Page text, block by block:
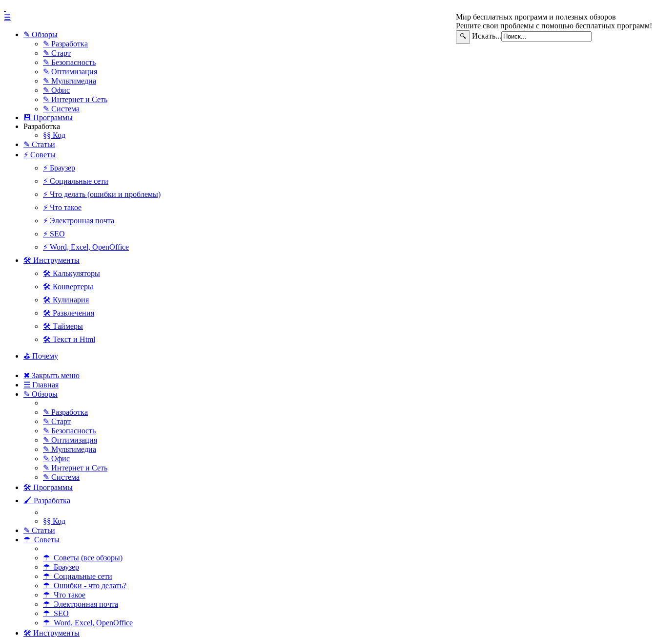
Мир бесплатных программ и полезных обзоров
Решите свои проблемы с помощью бесплатных программ!
🔍 Искать...
☰
✎ Обзоры
✎ Разработка
✎ Старт
✎ Безопасность
✎ Оптимизация
✎ Мультимедиа
✎ Офис
✎ Интернет и Сеть
✎ Система
💾 Программы
Разработка
§§ Код
✎ Статьи
⚡ Советы
⚡ Браузер
⚡ Социальные сети
⚡ Что делать (ошибки и проблемы)
⚡ Что такое
⚡ Электронная почта
⚡ SEO
⚡ Word, Excel, OpenOffice
🛠 Инструменты
🛠 Калькуляторы
🛠 Конвертеры
🛠 Кулинария
🛠 Развлечения
🛠 Таймеры
🛠 Текст и Html
⛳ Почему
✖ Закрыть меню
☰ Главная
✎ Обзоры
✎ Разработка
✎ Старт
✎ Безопасность
✎ Оптимизация
✎ Мультимедиа
✎ Офис
✎ Интернет и Сеть
✎ Система
🛠 Программы
🖌 Разработка
§§ Код
✎ Статьи
☂ Советы
☂ Советы (все обзоры)
☂ Браузер
☂ Социальные сети
☂ Ошибки - что делать?
☂ Что такое
☂ Электронная почта
☂ SEO
☂ Word, Excel, OpenOffice
🛠 Инструменты